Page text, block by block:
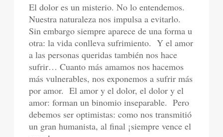
El dolor es un misterio. No lo entendemos.
Nuestra naturaleza nos impulsa a evitarlo.
Sin embargo siempre aparece de una forma u
otra: la vida conlleva sufrimiento. Y el amor
a las personas queridas también nos hace
sufrir… Cuanto más amamos nos hacemos
más vulnerables, nos exponemos a sufrir más
por amor. El amor y el dolor, el dolor y el
amor: forman un binomio inseparable. Pero
debemos ser optimistas: como nos transmitió
un gran humanista, al final ¡siempre vence el